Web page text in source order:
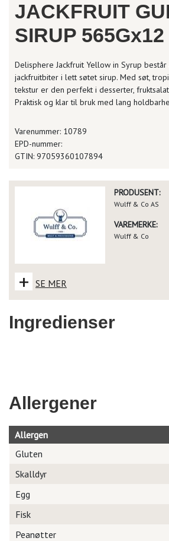
JACKFRUIT
SIRUP 565Gx12
Delisphere Jackfruit Yellow in Syrup består
jackfruitbiter i lett søtet sirup. Med søt,
tekstur er den perfekt i desserter,
Praktisk og klar til bruk med lang
Varenummer: 10789
EPD-nummer:
GTIN: 97059360107894
PRODUSENT:
Wulff & Co AS
VAREMERKE:
Wulff & Co
+ SE MER
Ingredienser
Allergener
Allergen
Gluten
Skalldyr
Egg
Fisk
Peanøtter